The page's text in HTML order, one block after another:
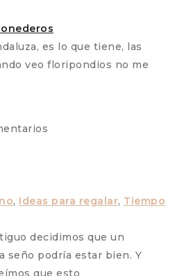
es lo que tiene, las
veo floripondios no me
, Ideas para regalar, Tiempo
decidimos que un
seño podría estar bien. Y
que esto